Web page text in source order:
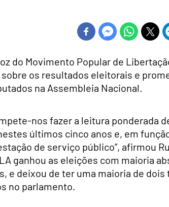
do Movimento Popular de
os resultados eleitorais e
na Assembleia Nacional.
nos fazer a leitura ponderada
últimos cinco anos e, em
de serviço público”, afirmou
ganhou as eleições com maioria
e deixou de ter uma maioria de dois
no parlamento.